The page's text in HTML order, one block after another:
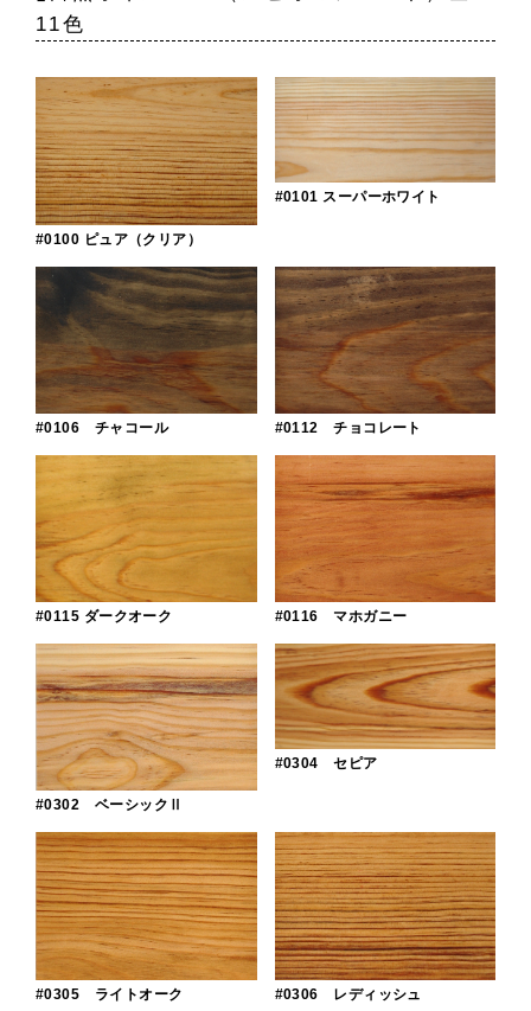
11色
#0100 ピュア（クリア）
#0101 スーパーホワイト
#0106 チャコール #0112 チョコレート
#0115 ダークオーク #0116 マホガニー
#0302 ベーシックⅡ
#0304 セピア
#0305 ライトオーク #0306 レディッシュ